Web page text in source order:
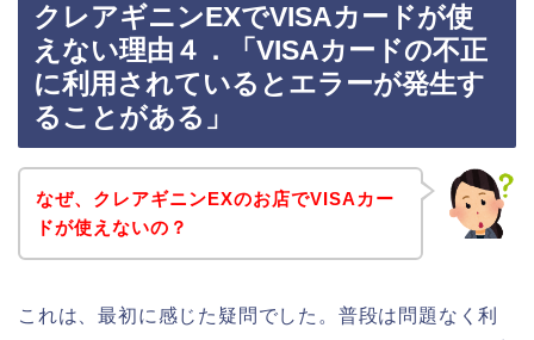
クレアギニンEXでVISAカードが使
えない理由４．「VISAカードの不正
に利用されているとエラーが発生す
ることがある」
なぜ、クレアギニンEXのお店でVISAカー
ドが使えないの？
これは、最初に感じた疑問でした。普段は問題なく利